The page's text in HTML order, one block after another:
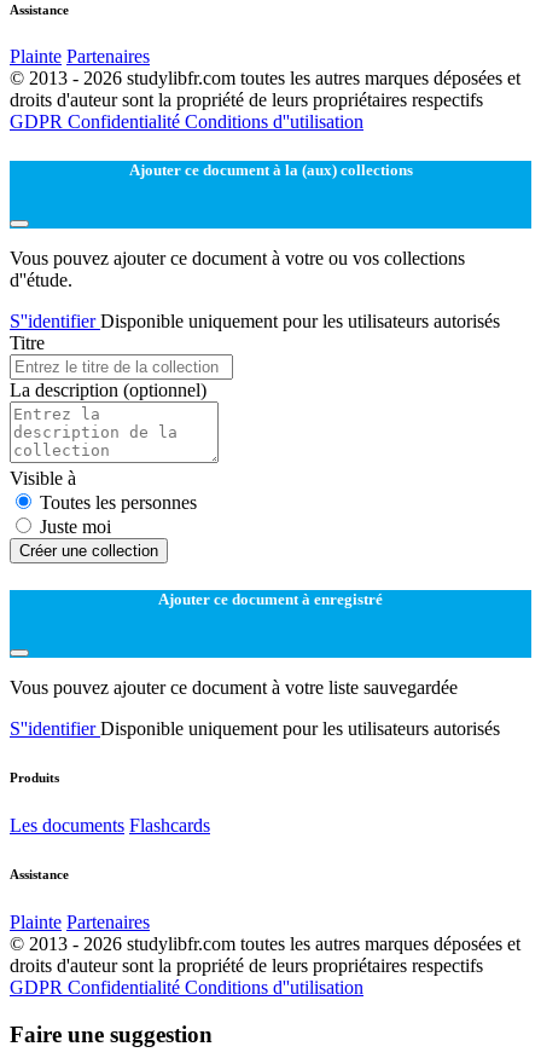
Assistance
Plainte Partenaires
© 2013 - 2026 studylibfr.com toutes les autres marques déposées et
droits d'auteur sont la propriété de leurs propriétaires respectifs
GDPR Confidentialité Conditions d''utilisation
Ajouter ce document à la (aux) collections
Vous pouvez ajouter ce document à votre ou vos collections
d''étude.
S''identifierDisponible uniquement pour les utilisateurs autorisés
Titre
La description (optionnel)
Visible à
Toutes les personnes
Juste moi
Créer une collection
Ajouter ce document à enregistré
Vous pouvez ajouter ce document à votre liste sauvegardée
S''identifierDisponible uniquement pour les utilisateurs autorisés
Produits
Les documents Flashcards
Assistance
Plainte Partenaires
© 2013 - 2026 studylibfr.com toutes les autres marques déposées et
droits d'auteur sont la propriété de leurs propriétaires respectifs
GDPR Confidentialité Conditions d''utilisation
Faire une suggestion